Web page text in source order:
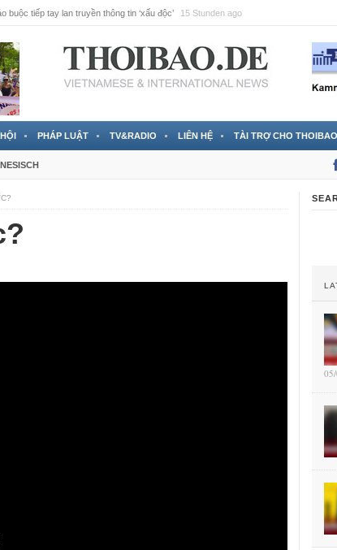
buộc tiếp tay lan truyền thông tin ‘xấu độc’ 15 Stunden ago
PHÁP LUẬT TV&RADIO LIÊN HỆ TÀI TRỢ CHO